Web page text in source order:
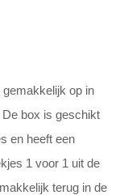
gemakkelijk op in
box is geschikt
en heeft een
1 voor 1 uit de
terug in de